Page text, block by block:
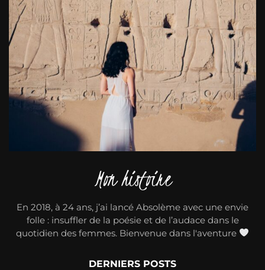
Mon histoire
En 2018, à 24 ans, j’ai lancé Absolème avec une envie
folle : insuffler de la poésie et de l’audace dans le
quotidien des femmes. Bienvenue dans l'aventure
DERNIERS POSTS